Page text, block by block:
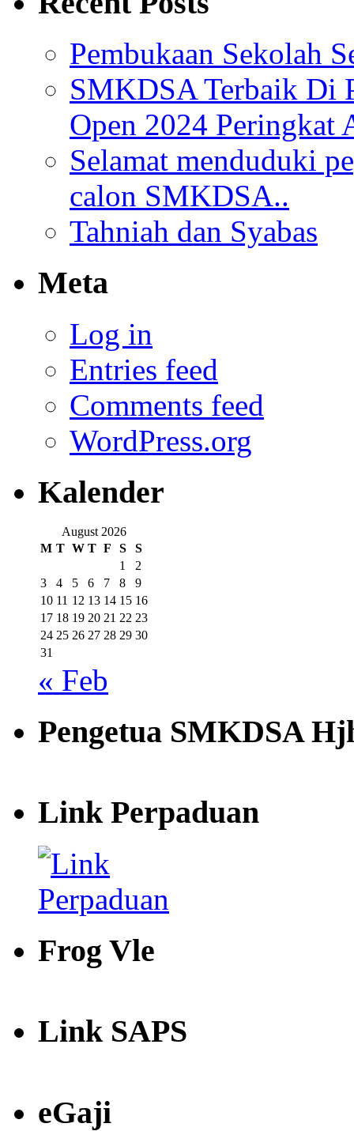
Pembukaan Sekolah
SMKDSA Terbaik Di
Open 2024 Peringkat
Selamat menduduki
calon SMKDSA..
Tahniah dan Syabas
Meta
Log in
Entries feed
Comments feed
WordPress.org
Kalender
August 2026
M T W T F S
S
1
2
3
4 5 6 7 8
9
10 11 12 13 14 15 16
17 18 19 20 21 22 23
24 25 26 27 28 29 30
31
« Feb
Pengetua SMKDSA
Link Perpaduan
Frog Vle
Link SAPS
eGaji